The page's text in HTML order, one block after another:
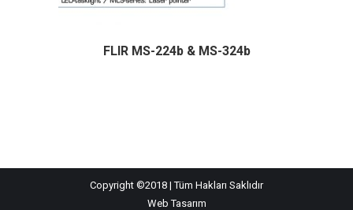
FLIR MS-224b & MS-324b
Copyright ©2018 | Tüm Hakları Saklıdır
Web Tasarım